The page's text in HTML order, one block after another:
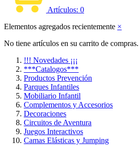
Artículos: 0
Elementos agregados recientemente ×
No tiene artículos en su carrito de compras.
!!! Novedades ¡¡¡
***Catalogos***
Productos Prevención
Parques Infantiles
Mobiliario Infantil
Complementos y Accesorios
Decoraciones
Circuitos de Aventura
Juegos Interactivos
Camas Elásticas y Jumping